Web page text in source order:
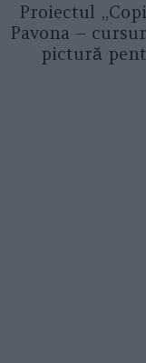
Proiectul
Pavona –
pictură